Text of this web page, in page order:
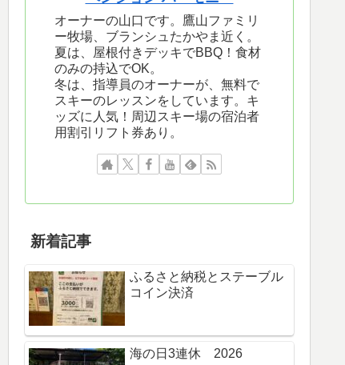
オーナーの山口です。鷹山ファミリ
ー牧場、ブランシュたかやま近く。
夏は、屋根付きデッキでBBQ！食材
のみの持込でOK。
冬は、指導員のオーナーが、無料で
スキーのレッスンをしています。キ
ッズに人気！周辺スキー場の宿泊者
用割引リフト券あり。
新着記事
ふるさと納税とステーブル
コイン決済
海の日3連休 2026